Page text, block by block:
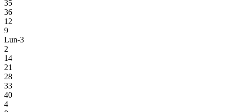
35
36
12
9
Lun-3
2
14
21
28
33
40
4